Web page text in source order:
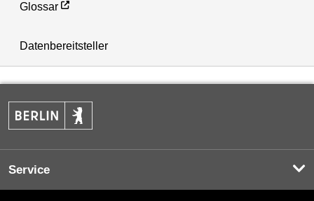
Glossar
Datenbereitsteller
Service